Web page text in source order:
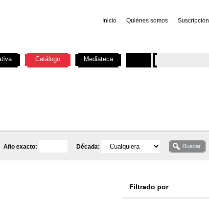
Inicio Quiénes somos Suscripción
Año exacto: Década:
Filtrado por
Catálogo Mediateca